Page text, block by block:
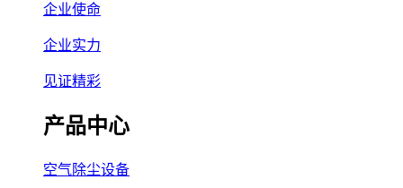
企业使命
企业实力
见证精彩
产品中心
空气除尘设备